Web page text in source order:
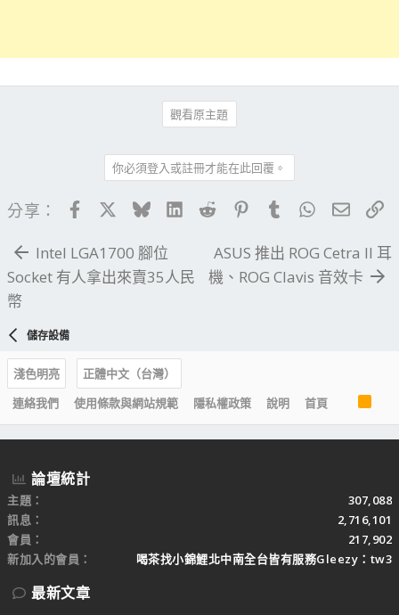
觀看原主題
你必須登入或註冊才能在此回覆。
分享： FacebookBlueskyLinkedIn
Reddit PinterestTumblrWhatsApp
電子
Intel LGA1700 腳位
Socket 有人拿出來賣35人民
幣
ASUS 推出 ROG Cetra II 耳
機、ROG Clavis 音效卡
儲存設備
淺色明亮
正體中文（台灣）
連絡我們
使用條款與網站規範 隱私權政策 說明 首頁
R
S
S
論壇統計
主題
307,088
訊息
2,716,101
會員
217,902
新加入的會員
喝茶找小錦鯉北中南全台皆有服務Gleezy：tw3
最新文章